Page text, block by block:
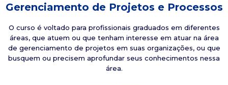
Gerenciamento de Projetos e Processos
O curso é voltado para profissionais graduados em diferentes
áreas, que atuem ou que tenham interesse em atuar na área
de gerenciamento de projetos em suas organizações, ou que
busquem ou precisem aprofundar seus conhecimentos nessa
área.